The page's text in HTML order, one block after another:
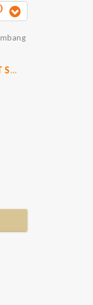
MAJU: JEJAK PAHIT SI KEMBANG GULA